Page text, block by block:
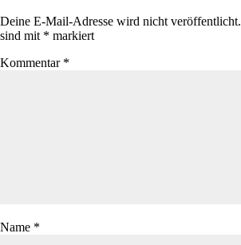
Deine E-Mail-Adresse wird nicht veröffentlicht.
sind mit * markiert
Kommentar *
Name *